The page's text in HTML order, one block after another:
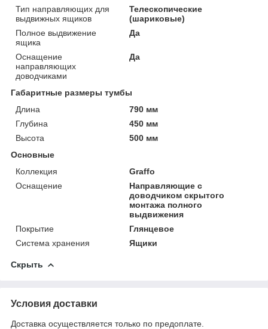
Тип направляющих для
выдвижных ящиков
Телескопические
(шариковые)
Полное выдвижение
ящика
Да
Оснащение
направляющих
доводчиками
Да
Габаритные размеры тумбы
Длина
790 мм
Глубина
450 мм
Высота
500 мм
Основные
Коллекция
Graffo
Оснащение
Направляющие c
доводчиком скрытого
монтажа полного
выдвижения
Покрытие
Глянцевое
Система хранения
Ящики
Скрыть
Условия доставки
Доставка осуществляется только по предоплате.